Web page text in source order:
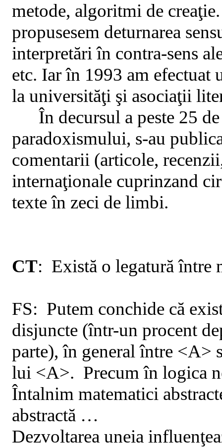
metode, algoritmi de
propusesem deturnarea
interpretări în contra-sens
etc. Iar în 1993 am efectuat
la universităţi şi asociaţii
În decursul a peste 25
paradoxismului, s-au
comentarii (articole,
internaţionale cuprinzand
texte în zeci de limbi.
CT: Există o legatură între
FS: Putem conchide că
disjuncte (într-un procent
parte), în general între <A>
lui <A>. Precum în logica
Întalnim matematici
abstractă …
Dezvoltarea uneia